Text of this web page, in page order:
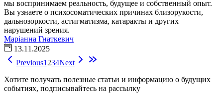
мы воспринимаем реальность, будущее и собственный опыт.
Вы узнаете о психосоматических причинах близорукости,
дальнозоркости, астигматизма, катаракты и других
нарушений зрения.
Маріанна Гнаткевич
13.11.2025
Previous1 234Next
Хотите получать полезные статьи и информацию о будущих
событиях, подписывайтесь на рассылку